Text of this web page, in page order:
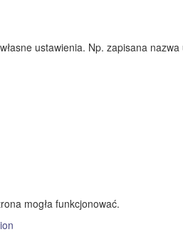
ustawienia. Np. zapisana
mogła funkcjonować.